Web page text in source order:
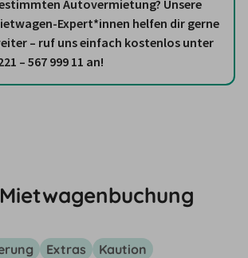
Autovermietung? Unsere
Expert*innen helfen dir gerne
– ruf uns einfach kostenlos unter
– 567 999 11 an!
Extras
Kaution